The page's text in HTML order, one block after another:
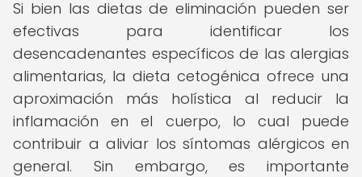
Si bien las dietas de eliminación pueden ser
efectivas para identificar los
desencadenantes específicos de las alergias
alimentarias, la dieta cetogénica ofrece una
aproximación más holística al reducir la
inflamación en el cuerpo, lo cual puede
contribuir a aliviar los síntomas alérgicos en
general. Sin embargo, es importante